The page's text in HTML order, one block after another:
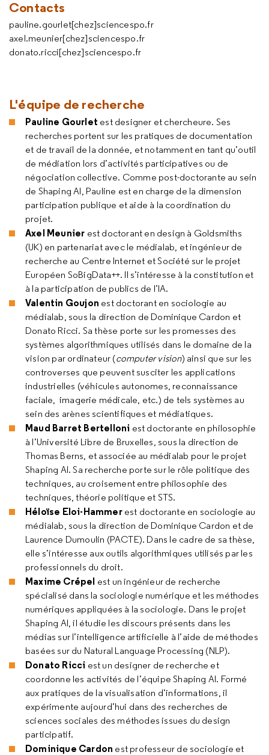
Contacts
pauline.gourlet[chez]sciencespo.fr
axel.meunier[chez]sciencespo.fr
donato.ricci[chez]sciencespo.fr
L'équipe de recherche
Pauline Gourlet est designer et chercheure. Ses
recherches portent sur les pratiques de documentation
et de travail de la donnée, et notamment en tant qu’outil
de médiation lors d’activités participatives ou de
négociation collective. Comme post-doctorante au sein
de Shaping AI, Pauline est en charge de la dimension
participation publique et aide à la coordination du
projet.
Axel Meunier est doctorant en design à Goldsmiths
(UK) en partenariat avec le médialab, et ingénieur de
recherche au Centre Internet et Société sur le projet
Européen SoBigData++. Il s’intéresse à la constitution et
à la participation de publics de l’IA.
Valentin Goujon est doctorant en sociologie au
médialab, sous la direction de Dominique Cardon et
Donato Ricci. Sa thèse porte sur les promesses des
systèmes algorithmiques utilisés dans le domaine de la
vision par ordinateur (computer vision) ainsi que sur les
controverses que peuvent susciter les applications
industrielles (véhicules autonomes, reconnaissance
faciale, imagerie médicale, etc.) de tels systèmes au
sein des arènes scientifiques et médiatiques.
Maud Barret Bertelloni est doctorante en philosophie
à l’Université Libre de Bruxelles, sous la direction de
Thomas Berns, et associée au médialab pour le projet
Shaping AI. Sa recherche porte sur le rôle politique des
techniques, au croisement entre philosophie des
techniques, théorie politique et STS.
Héloïse Eloi-Hammerest doctorante en sociologie au
médialab, sous la direction de Dominique Cardon et de
Laurence Dumoulin (PACTE). Dans le cadre de sa thèse,
elle s’intéresse aux outils algorithmiques utilisés par les
professionnels du droit.
Maxime Crépel est un ingénieur de recherche
spécialisé dans la sociologie numérique et les méthodes
numériques appliquées à la sociologie. Dans le projet
Shaping AI, il étudie les discours présents dans les
médias sur l’intelligence artificielle à l’aide de méthodes
basées sur du Natural Language Processing (NLP).
Donato Ricci est un designer de recherche et
coordonne les activités de l’équipe Shaping AI. Formé
aux pratiques de la visualisation d’informations, il
expérimente aujourd’hui dans des recherches de
sciences sociales des méthodes issues du design
participatif.
Dominique Cardon est professeur de sociologie et